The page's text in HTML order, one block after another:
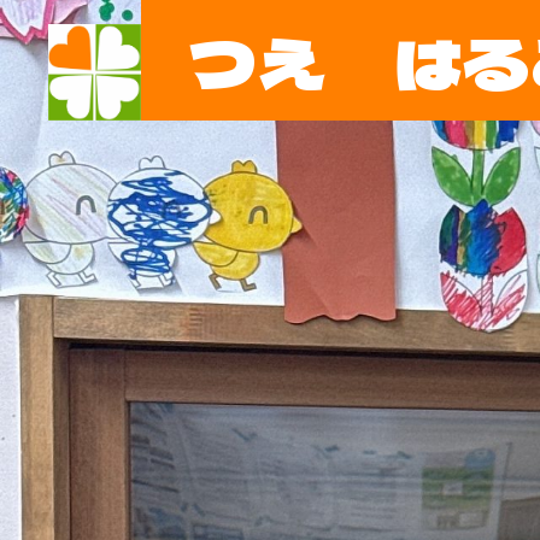
つえ は